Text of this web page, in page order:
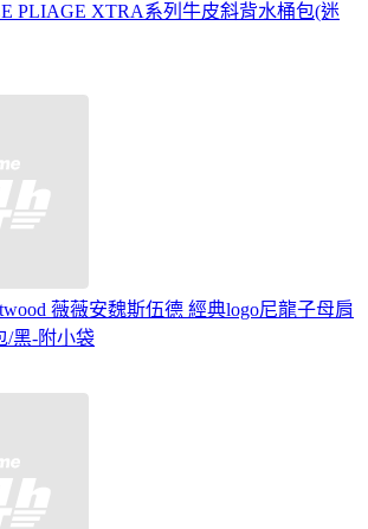
PLIAGE XTRA系列牛皮斜背水桶包(迷
薇薇安魏斯伍德 經典logo尼龍子母肩
/黑-附小袋